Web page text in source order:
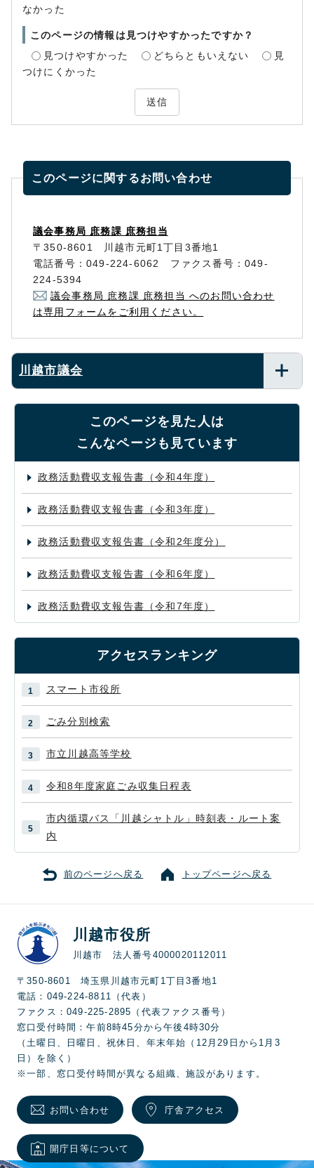
なかった
このページの情報は見つけやすかったですか？
見つけやすかった
どちらともいえない
見
つけにくかった
送信
このページに関するお問い合わせ
議会事務局 庶務課 庶務担当
〒350-8601 川越市元町1丁目3番地1
電話番号：049-224-6062 ファクス番号：049-
224-5394
議会事務局 庶務課 庶務担当 へのお問い合わせ
は専用フォームをご利用ください。
川越市議会
このページを見た人は
こんなページも見ています
政務活動費収支報告書（令和4年度）
政務活動費収支報告書（令和3年度）
政務活動費収支報告書（令和2年度分）
政務活動費収支報告書（令和6年度）
政務活動費収支報告書（令和7年度）
アクセスランキング
スマート市役所
ごみ分別検索
市立川越高等学校
令和8年度家庭ごみ収集日程表
市内循環バス「川越シャトル」時刻表・ルート案
内
前のページへ戻る トップページへ戻る
川越市役所
川越市 法人番号4000020112011
〒350-8601 埼玉県川越市元町1丁目3番地1
電話：049-224-8811（代表）
ファクス：049-225-2895（代表ファクス番号）
窓口受付時間：午前8時45分から午後4時30分
（土曜日、日曜日、祝休日、年末年始（12月29日から1月3
日）を除く）
※一部、窓口受付時間が異なる組織、施設があります。
お問い合わせ 庁舎アクセス
開庁日等について